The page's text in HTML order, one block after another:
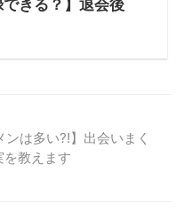
できる？】退会後
ンは多い?!】出会いまく
を教えます